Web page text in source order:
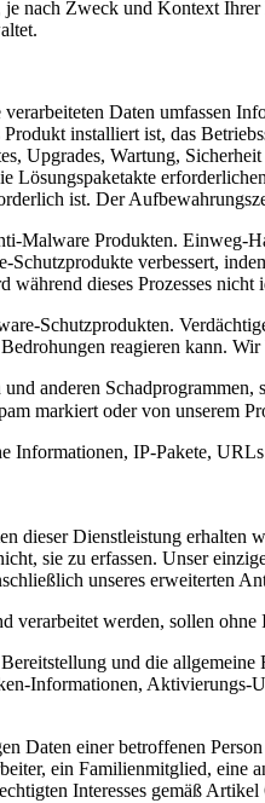
nach Zweck und Kontext
verarbeiteten Daten umfassen
installiert ist, das
Upgrades, Wartung,
ist. Der
Malware Produkten. Einweg-
Schutzprodukte verbessert,
während dieses Prozesses nicht
Schutzprodukten.
reagieren kann.
anderen
markiert oder von unserem
Informationen, IP-Pakete,
dieser Dienstleistung erhalten
sie zu erfassen. Unser
unseres erweiterten
werden, sollen
und die
Informationen,
Daten einer betroffenen
ein Familienmitglied,
Interesses gemäß